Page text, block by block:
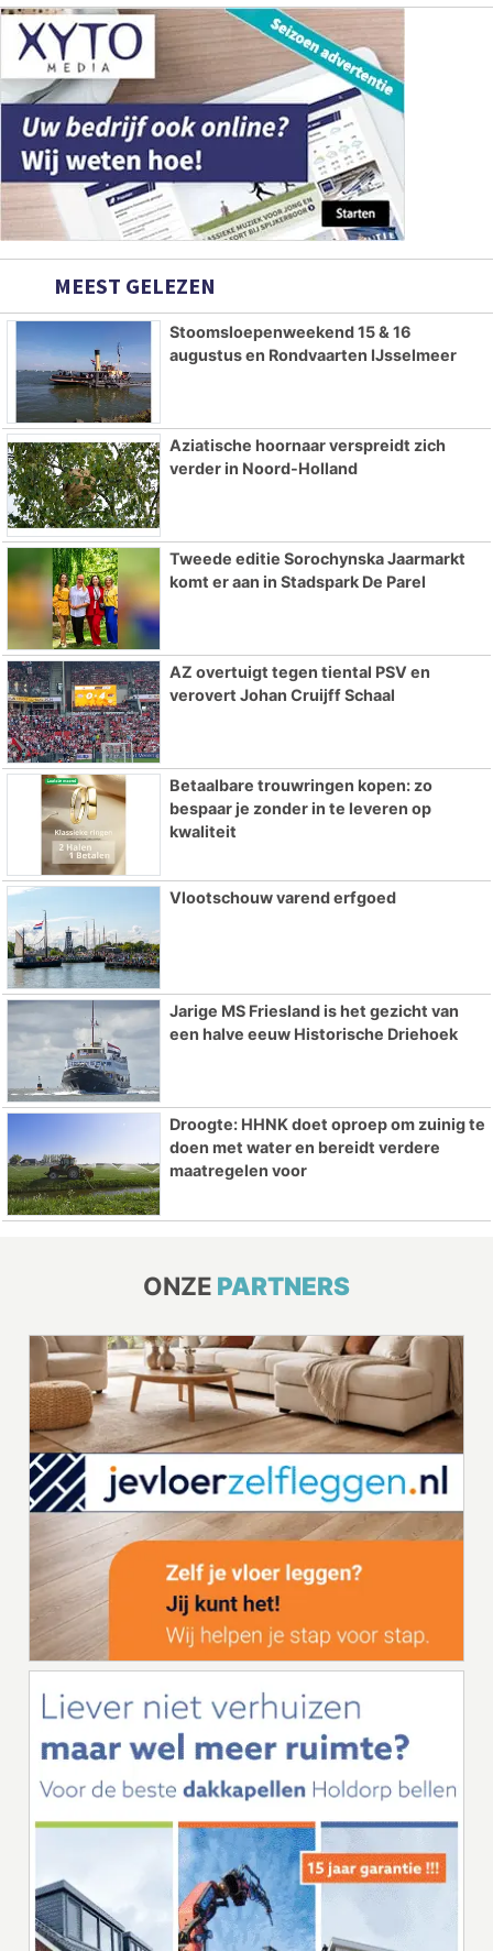
MEEST GELEZEN
Stoomsloepenweekend 15 & 16
augustus en Rondvaarten IJsselmeer
Aziatische hoornaar verspreidt zich
verder in Noord-Holland
Tweede editie Sorochynska Jaarmarkt
komt er aan in Stadspark De Parel
AZ overtuigt tegen tiental PSV en
verovert Johan Cruijff Schaal
Betaalbare trouwringen kopen: zo
bespaar je zonder in te leveren op
kwaliteit
Vlootschouw varend erfgoed
Jarige MS Friesland is het gezicht van
een halve eeuw Historische Driehoek
Droogte: HHNK doet oproep om zuinig te
doen met water en bereidt verdere
maatregelen voor
ONZE PARTNERS